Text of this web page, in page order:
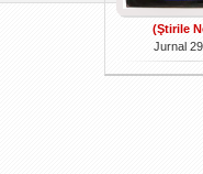
(Ştirile
Jurnal